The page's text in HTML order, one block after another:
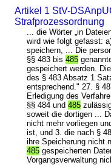
Artikel 1 StV-
Strafprozessordnung
... die Wörter „in
wird wie folgt gefasst:
speichern, ... Die
§§ 483 bis485
gespeichert werden.
des § 483 Absatz 1
entsprechend." 27. §
Erledigung des
§§ 484 und485
soweit die dortigen ...
nicht mehr vorliegen
ist, und 3. die nach §
ihre Speicherung nicht
485 gespeicherten
Vorgangsverwaltung